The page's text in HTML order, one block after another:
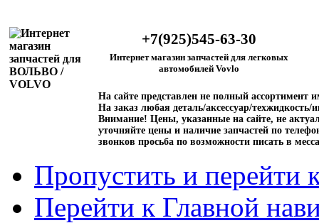
+7(925)545-63-30
Интернет магазин запчастей для легковых
автомобилей Vovlo
На сайте представлен не полный ассортимент
На заказ любая деталь/аксессуар/техжидкость/
Внимание! Цены, указанные на сайте, не
уточняйте цены и наличие запчастей по
звонков просьба по возможности писать в
Пропустить и перейти
Перейти к Главной